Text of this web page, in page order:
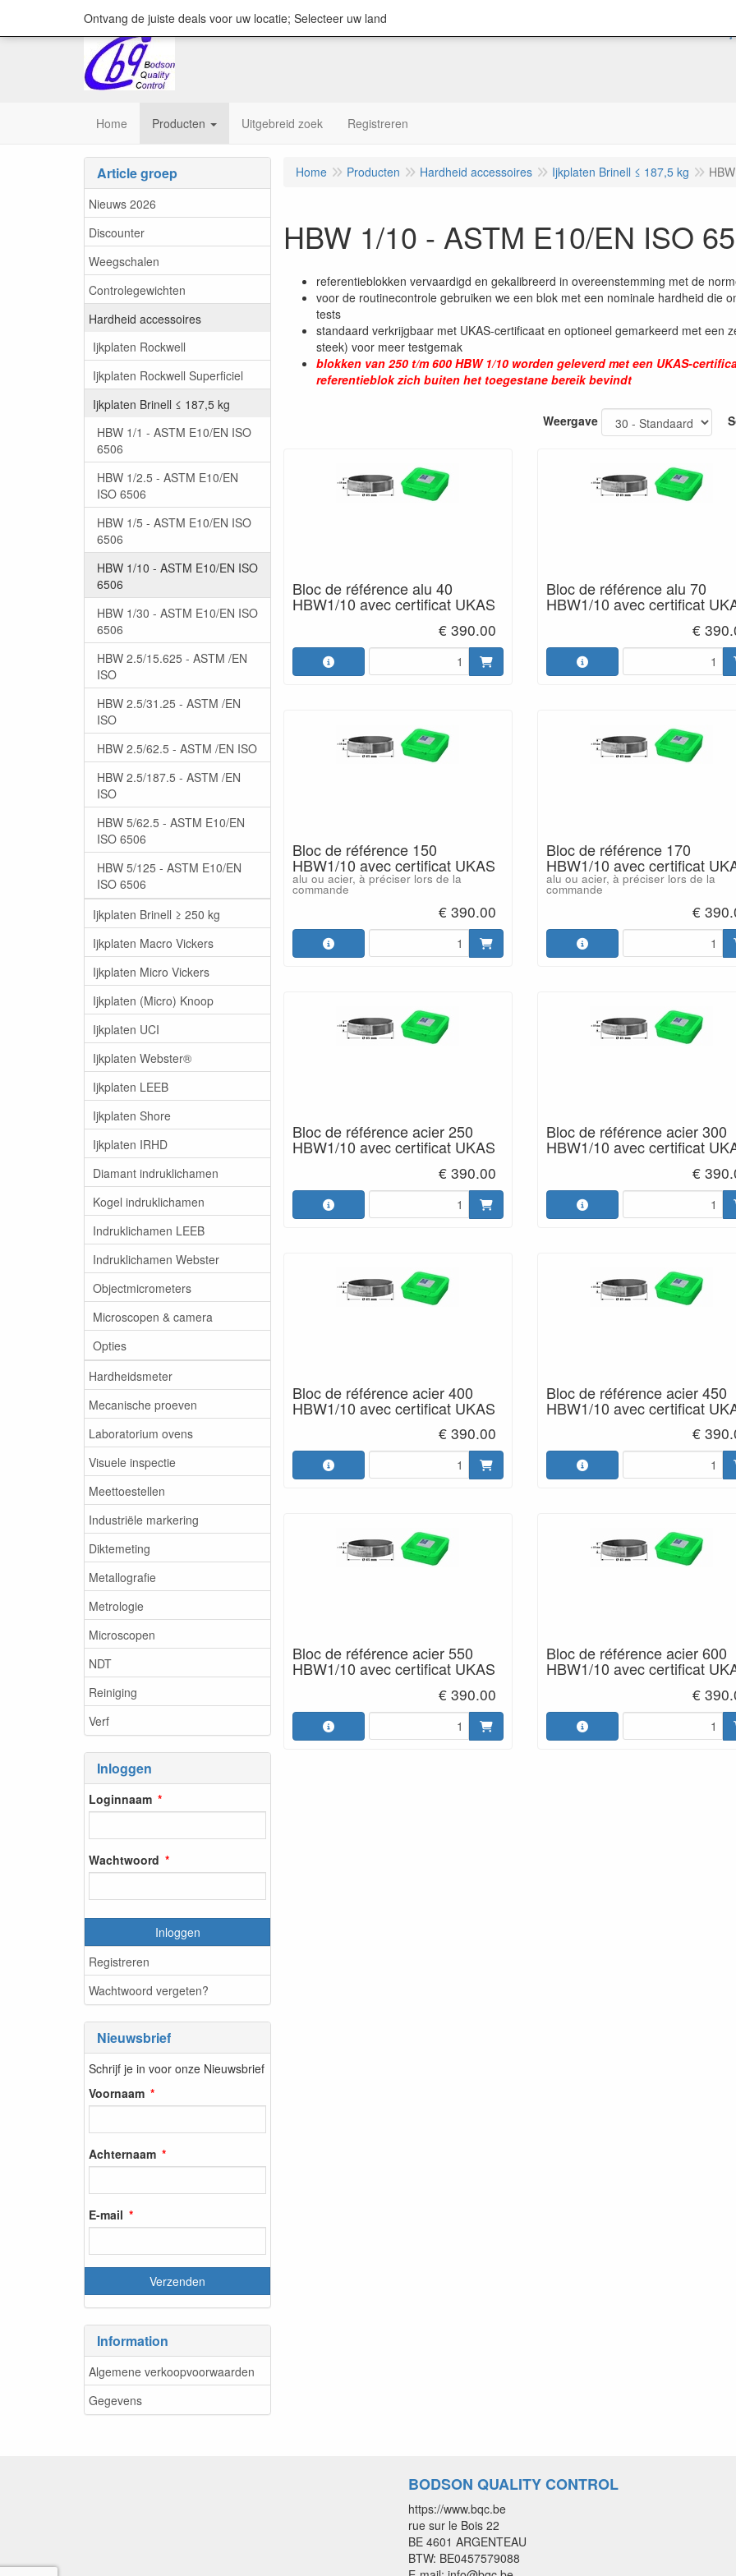
Home Producten Uitgebreid zoek Registreren
Article groep
Nieuws 2026
Discounter
Weegschalen
Controlegewichten
Hardheid accessoires
Ijkplaten Rockwell
Ijkplaten Rockwell Superficiel
Ijkplaten Brinell ≤ 187,5 kg
HBW 1/1 - ASTM E10/EN ISO
6506
HBW 1/2.5 - ASTM E10/EN
ISO 6506
HBW 1/5 - ASTM E10/EN ISO
6506
HBW 1/10 - ASTM E10/EN ISO
6506
HBW 1/30 - ASTM E10/EN ISO
6506
HBW 2.5/15.625 - ASTM /EN
ISO
HBW 2.5/31.25 - ASTM /EN
ISO
HBW 2.5/62.5 - ASTM /EN ISO
HBW 2.5/187.5 - ASTM /EN
ISO
HBW 5/62.5 - ASTM E10/EN
ISO 6506
HBW 5/125 - ASTM E10/EN
ISO 6506
Ijkplaten Brinell ≥ 250 kg
Ijkplaten Macro Vickers
Ijkplaten Micro Vickers
Ijkplaten (Micro) Knoop
Ijkplaten UCI
Ijkplaten Webster®
Ijkplaten LEEB
Ijkplaten Shore
Ijkplaten IRHD
Diamant indruklichamen
Kogel indruklichamen
Indruklichamen LEEB
Indruklichamen Webster
Objectmicrometers
Microscopen & camera
Opties
Hardheidsmeter
Mecanische proeven
Laboratorium ovens
Visuele inspectie
Meettoestellen
Industriële markering
Diktemeting
Metallografie
Metrologie
Microscopen
NDT
Reiniging
Verf
Inloggen
Loginnaam
Wachtwoord
Inloggen
Registreren
Wachtwoord vergeten?
Nieuwsbrief
Schrijf je in voor onze Nieuwsbrief
Voornaam
Achternaam
E-mail
Information
Algemene verkoopvoorwaarden
Gegevens
Home Producten Hardheid accessoires Ijkplaten Brinell ≤ 187,5 kg
HBW 1/10 - ASTM E10/EN ISO
referentieblokken vervaardigd en gekalibreerd in overeenstemming met de
voor de routinecontrole gebruiken we een blok met een nominale hardheid die
tests
standaard verkrijgbaar met UKAS-certificaat en optioneel gemarkeerd met een
steek) voor meer testgemak
blokken van 250 t/m 600 HBW 1/10 worden geleverd met een UKAS-
referentieblok zich buiten het toegestane bereik bevindt
Weergave
Bloc de référence alu 40
HBW1/10 avec certificat UKAS
€ 390.00
Bloc de référence alu 70
HBW1/10 avec certificat
€
Bloc de référence 150
HBW1/10 avec certificat UKAS
alu ou acier, à préciser lors de la
commande
€ 390.00
Bloc de référence 170
HBW1/10 avec certificat
alu ou acier, à préciser lors de la
commande
€
Bloc de référence acier 250
HBW1/10 avec certificat UKAS
€ 390.00
Bloc de référence acier 300
HBW1/10 avec certificat
€
Bloc de référence acier 400
HBW1/10 avec certificat UKAS
€ 390.00
Bloc de référence acier 450
HBW1/10 avec certificat
€
Bloc de référence acier 550
HBW1/10 avec certificat UKAS
€ 390.00
Bloc de référence acier 600
HBW1/10 avec certificat
€
BODSON QUALITY CONTROL
https://www.bqc.be
rue sur le Bois 22
BE 4601 ARGENTEAU
BTW: BE0457579088
Ontvang de juiste deals voor uw locatie; Selecteer uw land